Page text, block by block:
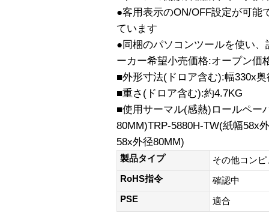
●客用表示のON/OFF設定が可能
ています
●同梱のパソコンツールを使い
ーカー希望小売価格:オープン価
■外形寸法(ドロア含む):幅330x
■重さ(ドロア含む):約4.7KG
■使用サーマル(感熱)ロールペー
80MM)TRP-5880H-TW(紙幅58x
58x外径80MM)
製品タイプ
その他コン
RoHS指令
確認中
PSE
適合